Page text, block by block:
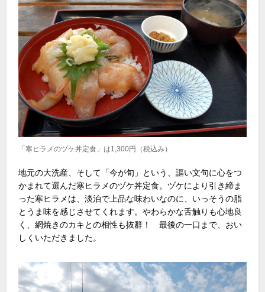
「寒ヒラメのヅケ丼定食」は1,300円（税込み）
地元の大洗産、そして「今が旬」という、謳い文句に心をつ
かまれて選んだ寒ヒラメのヅケ丼定食。ヅケにより引き締ま
った寒ヒラメは、淡泊で上品な味わいなのに、いっそうの脂
とうま味を感じさせてくれます。やわらかな舌触りも心地良
く、網焼きのカキとの相性も抜群！ 最後の一口まで、おい
しくいただきました。